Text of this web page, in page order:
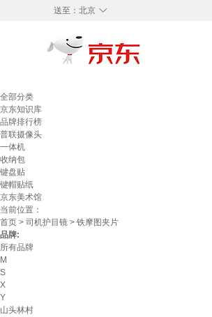
◇
送至： 北京
全部分类
京东知识库
品牌排行榜
普联摄像头
一体机
收纳包
键盘贴
键帽贴纸
京东美术馆
当前位置：
首页 > 司机护目镜 > 铁摩图夹片
品牌:
所有品牌
M
S
X
Y
山头林村